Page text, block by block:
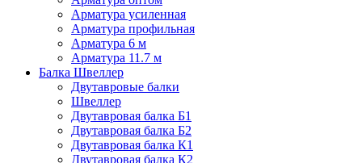
Арматура усиленная
Арматура профильная
Арматура 6 м
Арматура 11.7 м
Балка Швеллер
Двутавровые балки
Швеллер
Двутавровая балка Б1
Двутавровая балка Б2
Двутавровая балка К1
Двутавровая балка К2